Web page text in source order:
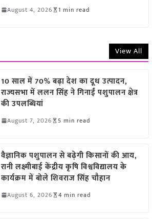
August 4, 2026 1 min read
View All
10 साल में 70% बढ़ा देश का दूध उत्पादन,
राज्यसभा में ललन सिंह ने गिनाईं पशुपालन क्षेत्र
की उपलब्धियां
August 7, 2026 5 min read
वैज्ञानिक पशुपालन से बढ़ेगी किसानों की आय,
रानी लक्ष्मीबाई केंद्रीय कृषि विश्वविद्यालय के
कार्यक्रम में बोले शिवराज सिंह चौहान
August 6, 2026 4 min read